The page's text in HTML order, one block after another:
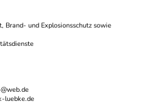
Brand- und Explosionsschutz sowie
luebke.de